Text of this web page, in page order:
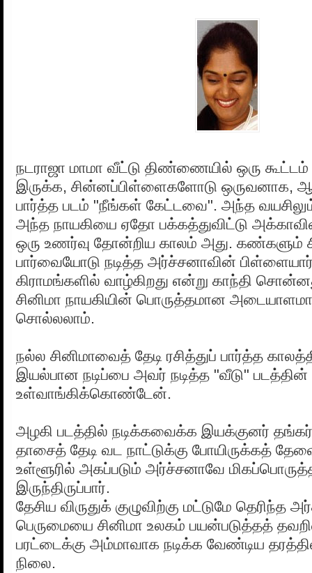
நடராஜா மாமா வீட்டு திண்ணையில் ஒரு
இருக்க, சின்னப்பிள்ளைகளோடு ஒருவனாக,
பார்த்த படம் "நீங்கள் கேட்டவை". அந்த
அந்த நாயகியை ஏதோ பக்கத்துவிட்டு
ஒரு உணர்வு தோன்றிய காலம் அது. கண்களும்
பார்வையோடு நடித்த அர்ச்சனாவின் பிள்ளையார்
கிராமங்களில் வாழ்கிறது என்று காந்தி
சினிமா நாயகியின் பொருத்தமான
சொல்லலாம்.
நல்ல சினிமாவைத் தேடி ரசித்துப் பார்த்த
இயல்பான நடிப்பை அவர் நடித்த "வீடு" படத்தின்
உள்வாங்கிக்கொண்டேன்.
அழகி படத்தில் நடிக்கவைக்க இயக்குனர்
தாசைத் தேடி வட நாட்டுக்கு போயிருக்கத்
உள்ளூரில் அகப்படும் அர்ச்சனாவே
இருந்திருப்பார்.
தேசிய விருதுக் குழுவிற்கு மட்டுமே தெரிந்த
பெருமையை சினிமா உலகம் பயன்படுத்தத்
பரட்டைக்கு அம்மாவாக நடிக்க வேண்டிய
நிலை.